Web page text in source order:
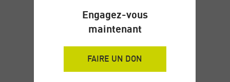
Engagez-vous
maintenant
FAIRE UN DON